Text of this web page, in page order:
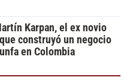
Karpan, el ex novio
construyó un negocio
en Colombia